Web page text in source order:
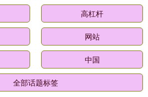
3900.35 +21.92 +0.57%
高杠杆
网站
中国
全部话题标签